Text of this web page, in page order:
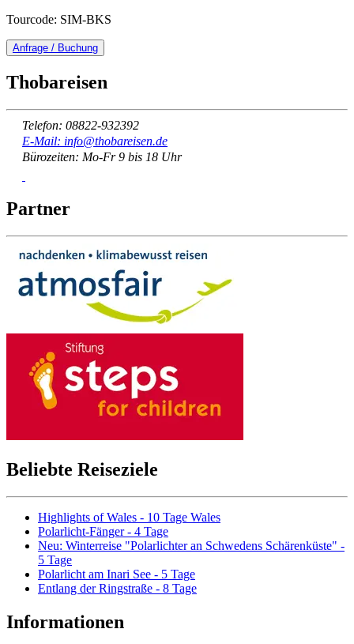
Tourcode: SIM-BKS
Anfrage / Buchung
Thobareisen
Telefon: 08822-932392
E-Mail: info@thobareisen.de
Bürozeiten: Mo-Fr 9 bis 18 Uhr
Partner
Beliebte Reiseziele
Highlights of Wales - 10 Tage Wales
Polarlicht-Fänger - 4 Tage
Neu: Winterreise "Polarlichter an Schwedens Schärenküste" -
5 Tage
Polarlicht am Inari See - 5 Tage
Entlang der Ringstraße - 8 Tage
Informationen